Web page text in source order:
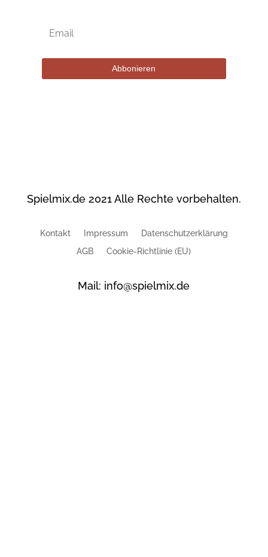
Abbonieren
Spielmix.de 2021 Alle Rechte vorbehalten.
Kontakt Impressum
Datenschutzerklärung
AGB
Cookie-Richtlinie (EU)
Mail: info@spielmix.de